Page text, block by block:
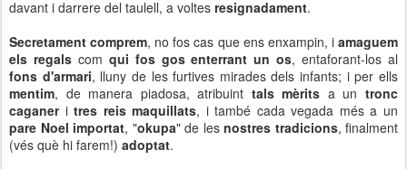
davant i darrere del taulell, a voltes resignadament.
Secretament comprem, no fos cas que ens enxampin, iamaguem
els regalscom qui fos gos enterrant un os, entaforant-los al
fons d'armari, lluny de les furtives mirades dels infants; i per ells
mentim, de manera piadosa, atribuint tals mèrits a untronc
caganeritres reis maquillats, i també cada vegada més a un
pare Noel importat, "okupa" de les nostres tradicions, finalment
(vés què hi farem!) adoptat.